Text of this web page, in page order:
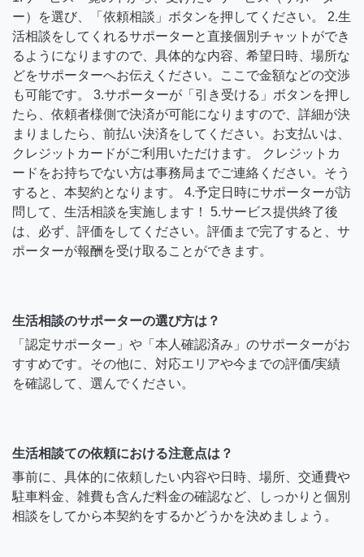
ー）を選び、「依頼相談」ボタンを押してください。 2.生
活相談をしてくれるサポーターと直接個別チャットができ
るようになりますので、具体的な内容、希望日時、場所な
どをサポーターへお伝えください。ここで金額などの交渉
も可能です。 3.サポーターが「引き受ける」ボタンを押し
たら、依頼者様側で決済が可能になりますので、詳細が決
まりましたら、前払い決済をしてください。お支払いは、
クレジットカードがご利用いただけます。 クレジットカ
ードをお持ちでない方は事務局までご連絡ください。そう
すると、本契約となります。 4.予定日時にサポーターが訪
問して、生活相談を実施します！ 5.サービス提供終了後
は、必ず、評価をしてください。評価まで完了すると、サ
ポーターが報酬を受け取ることができます。
生活相談のサポーターの選び方は？
「認定サポーター」や「本人確認済み」のサポーターがお
すすめです。その他に、対応エリアや今までの評価/実績
を確認して、選んでください。
生活相談ての依頼における注意点は？
事前に、具体的に依頼したい内容や日時、場所、交通費や
駐車料金、雑費も含んだ料金の確認など、しっかりと個別
相談をしてから本契約をするかどうかを決めましょう。